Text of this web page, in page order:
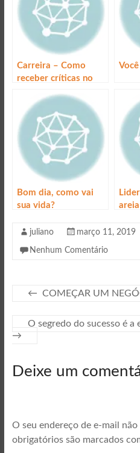
Carreira – Como
receber críticas no
de maneira
construtiva
Bom dia, como vai
sua vida?
juliano março 11, 2019
Nenhum Comentário
← COMEÇAR UM
O segredo do sucesso é a
→
Deixe um
O seu endereço de e-mail
obrigatórios são marcados